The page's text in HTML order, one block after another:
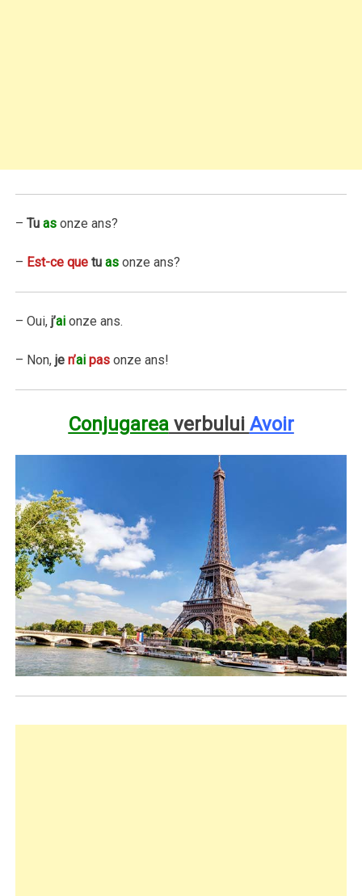
–Tu as onze ans?
– Est-ce que tu as onze ans?
– Oui,j’ai onze ans.
– Non,je n’ai pas onze ans!
Conjugareaverbului Avoir